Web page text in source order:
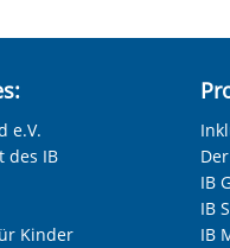
e.V.
des IB
Kinder
IB
IB
IB